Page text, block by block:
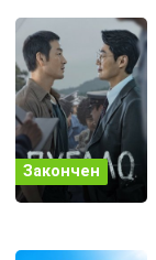
Закончен